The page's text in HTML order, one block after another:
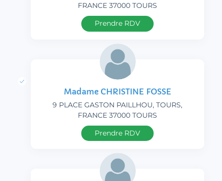
FRANCE 37000 TOURS
Prendre RDV
Madame CHRISTINE FOSSE
9 PLACE GASTON PAILLHOU, TOURS,
FRANCE 37000 TOURS
Prendre RDV